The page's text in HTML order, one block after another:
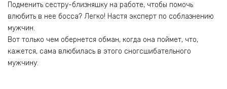
Подменить сестру-близняшку на работе, чтобы помочь
влюбить в нее босса? Легко! Настя эксперт по соблазнению
мужчин.
Вот только чем обернется обман, когда она поймет, что,
кажется, сама влюбилась в этого сногсшибательного
мужчину.